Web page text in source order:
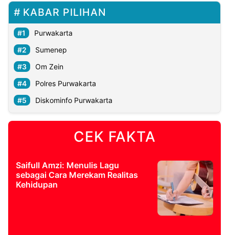
KABAR PILIHAN
Purwakarta
Sumenep
Om Zein
Polres Purwakarta
Diskominfo Purwakarta
CEK FAKTA
Saifull Amzi: Menulis Lagu
sebagai Cara Merekam Realitas
Kehidupan